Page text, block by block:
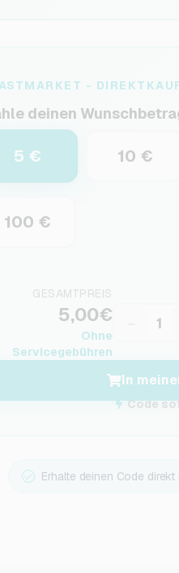
-
deinen
5 € 10 €
100 €
GESAMTPREIS
5,00€
Ohne
Servicegebühren
In
Code
Erhalte deinen Code